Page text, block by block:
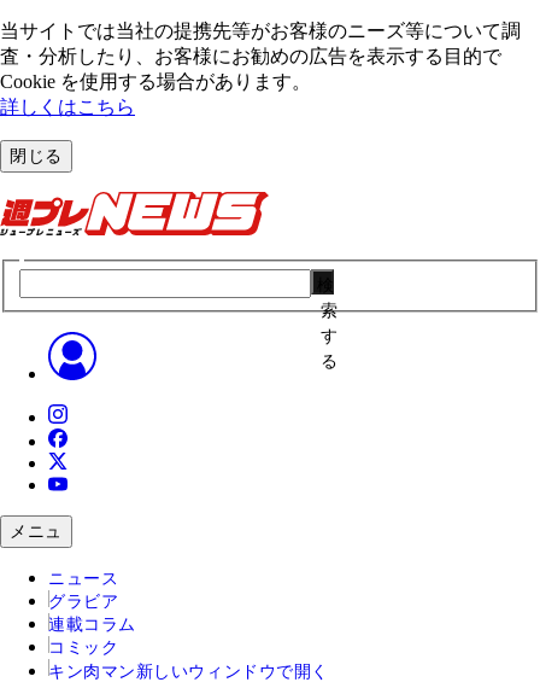
当サイトでは当社の提携先等がお客様のニーズ等について調
査・分析したり、お客様にお勧めの広告を表⽰する⽬的で
Cookie を使⽤する場合があります。
詳しくはこちら
閉じる
索
す
る
メニュ
ニュース
グラビア
連載コラム
コミック
キン肉マン 新しいウィンドウで開く